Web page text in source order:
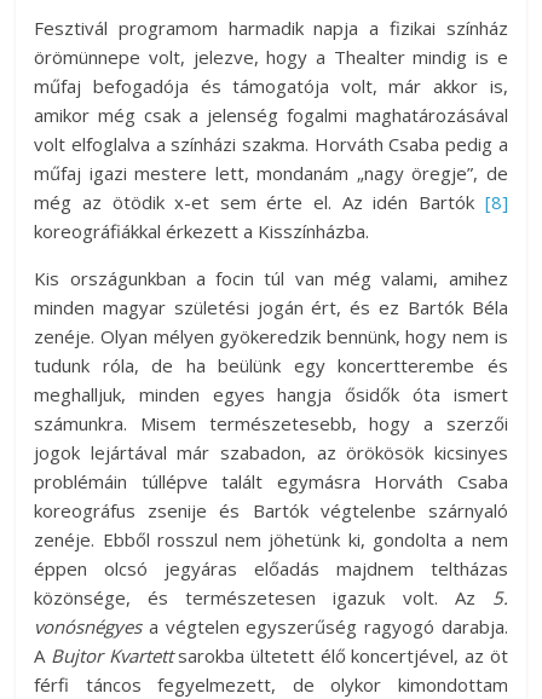
Fesztivál programom harmadik napja a fizikai színház
örömünnepe volt, jelezve, hogy a Thealter mindig is e
műfaj befogadója és támogatója volt, már akkor is,
amikor még csak a jelenség fogalmi maghatározásával
volt elfoglalva a színházi szakma. Horváth Csaba pedig a
műfaj igazi mestere lett, mondanám „nagy öregje”, de
még az ötödik x-et sem érte el. Az idén Bartók [8]
koreográfiákkal érkezett a Kisszínházba.
Kis országunkban a focin túl van még valami, amihez
minden magyar születési jogán ért, és ez Bartók Béla
zenéje. Olyan mélyen gyökeredzik bennünk, hogy nem is
tudunk róla, de ha beülünk egy koncertterembe és
meghalljuk, minden egyes hangja ősidők óta ismert
számunkra. Misem természetesebb, hogy a szerzői
jogok lejártával már szabadon, az örökösök kicsinyes
problémáin túllépve talált egymásra Horváth Csaba
koreográfus zsenije és Bartók végtelenbe szárnyaló
zenéje. Ebből rosszul nem jöhetünk ki, gondolta a nem
éppen olcsó jegyáras előadás majdnem teltházas
közönsége, és természetesen igazuk volt. Az 5.
vonósnégyesa végtelen egyszerűség ragyogó darabja.
A Bujtor Kvartettsarokba ültetett élő koncertjével, az öt
férfi táncos fegyelmezett, de olykor kimondottam